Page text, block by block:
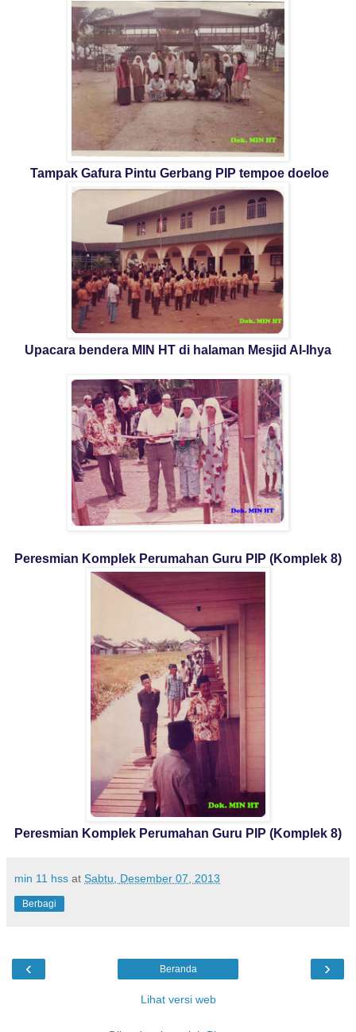
Tampak Gafura Pintu Gerbang PIP tempoe doeloe
Upacara bendera MIN HT di halaman Mesjid Al-Ihya
Peresmian Komplek Perumahan Guru PIP (Komplek 8)
Peresmian Komplek Perumahan Guru PIP (Komplek 8)
min 11 hss at Sabtu, Desember 07, 2013
Berbagi
‹ ›
Beranda
Lihat versi web